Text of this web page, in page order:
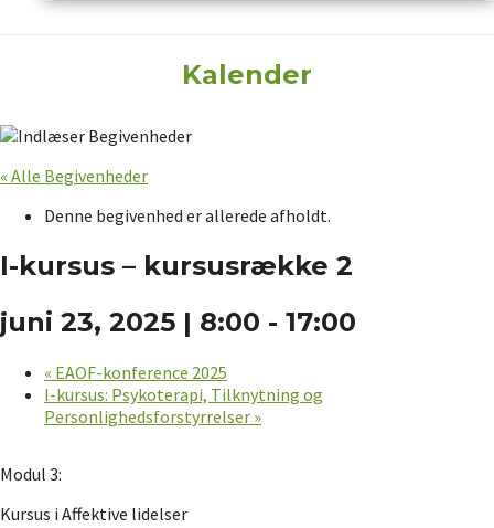
Kalender
« Alle Begivenheder
Denne begivenhed er allerede afholdt.
I-kursus – kursusrække 2
juni 23, 2025 | 8:00 - 17:00
« EAOF-konference 2025
I-kursus: Psykoterapi, Tilknytning og
Personlighedsforstyrrelser »
Modul 3:
Kursus i Affektive lidelser